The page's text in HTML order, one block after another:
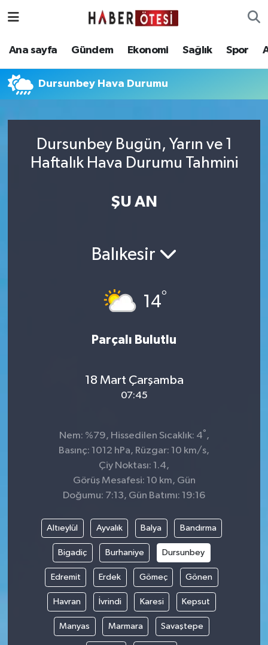
Ana sayfa Gündem Ekonomi Sağlık Spor
Dursunbey Hava Durumu
Dursunbey Bugün, Yarın ve 1
Haftalık Hava Durumu Tahmini
ŞU AN
Balıkesir
14°
Parçalı Bulutlu
18 Mart Çarşamba
07:45
Nem: %79, Hissedilen Sıcaklık: 4° ,
Basınç: 1012 hPa, Rüzgar: 10 km/s,
Çiy Noktası: 1.4,
Görüş Mesafesi: 10 km, Gün
Doğumu: 7:13, Gün Batımı: 19:16
Altıeylül Ayvalık Balya Bandırma
Bigadiç Burhaniye Dursunbey
Edremit Erdek Gömeç Gönen
Havran İvrindi Karesi Kepsut
Manyas Marmara Savaştepe
Ana sayfa
Sağlık
Spor
Eskişehir Nöbetçi Eczaneler
Eskişehir Trafik Yoğunluk Haritası
Süper Lig Puan Durumu ve Fikstür